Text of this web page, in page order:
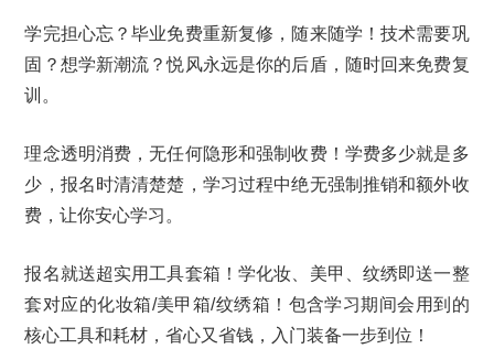
学完担心忘？毕业免费重新复修，随来随学！技术需要巩
固？想学新潮流？悦风永远是你的后盾，随时回来免费复
训。
理念透明消费，无任何隐形和强制收费！学费多少就是多
少，报名时清清楚楚，学习过程中绝无强制推销和额外收
费，让你安心学习。
报名就送超实用工具套箱！学化妆、美甲、纹绣即送一整
套对应的化妆箱/美甲箱/纹绣箱！包含学习期间会用到的
核心工具和耗材，省心又省钱，入门装备一步到位！